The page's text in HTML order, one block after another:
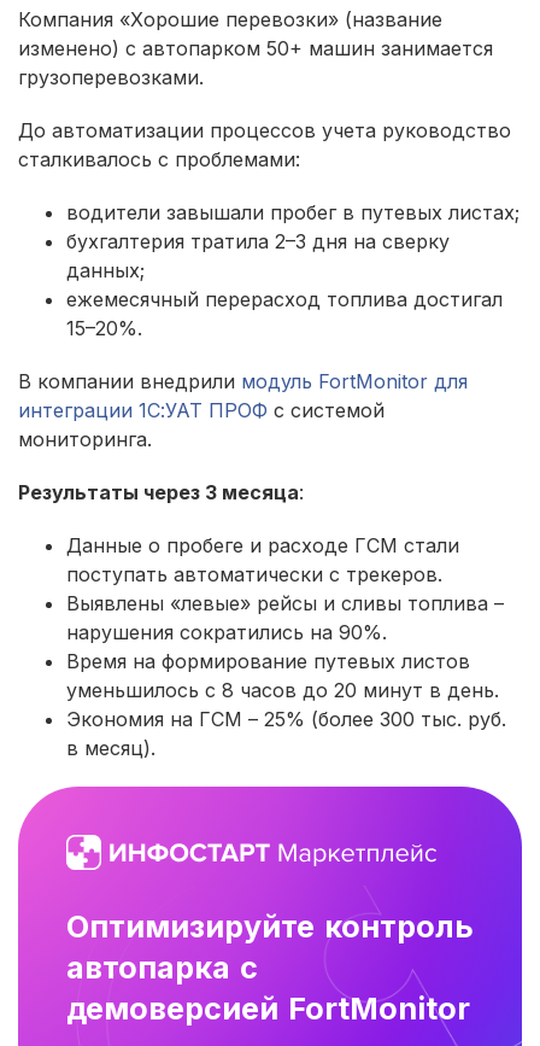
Компания «Хорошие перевозки» (название
изменено) с автопарком 50+ машин занимается
грузоперевозками.
До автоматизации процессов учета руководство
сталкивалось с проблемами:
водители завышали пробег в путевых листах;
бухгалтерия тратила 2–3 дня на сверку
данных;
ежемесячный перерасход топлива достигал
15–20%.
В компании внедрили модуль FortMonitor для
интеграции 1С:УАТ ПРОФ с системой
мониторинга.
Результаты через 3 месяца:
Данные о пробеге и расходе ГСМ стали
поступать автоматически с трекеров.
Выявлены «левые» рейсы и сливы топлива –
нарушения сократились на 90%.
Время на формирование путевых листов
уменьшилось с 8 часов до 20 минут в день.
Экономия на ГСМ – 25% (более 300 тыс. руб.
в месяц).
Оптимизируйте контроль
автопарка с
демоверсией FortMonitor